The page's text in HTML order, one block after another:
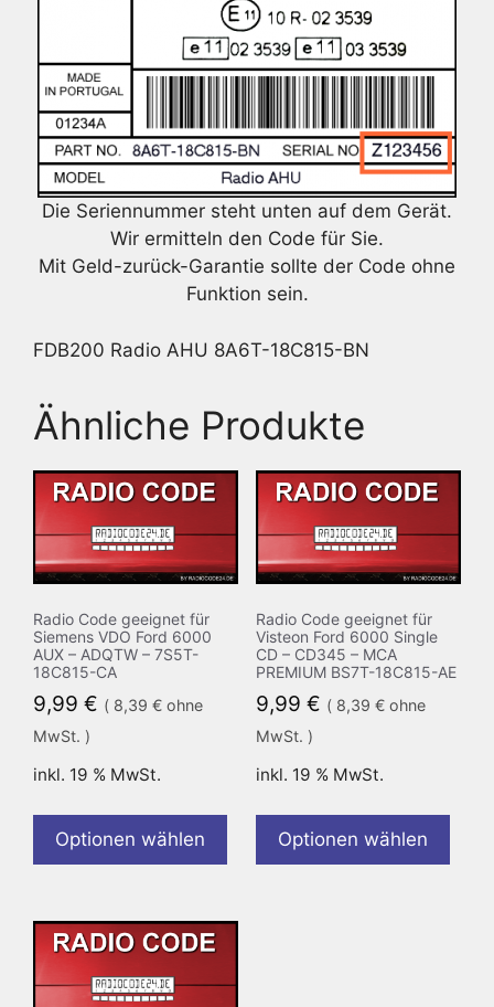
Die Seriennummer steht unten auf dem Gerät.
Wir ermitteln den Code für Sie.
Mit Geld-zurück-Garantie sollte der Code ohne
Funktion sein.
FDB200 Radio AHU 8A6T-18C815-BN
Ähnliche Produkte
Radio Code geeignet für
Siemens VDO Ford 6000
AUX – ADQTW – 7S5T-
18C815-CA
9,99 € ( 8,39 € ohne
MwSt. )
inkl. 19 % MwSt.
Optionen wählen
Radio Code geeignet für
Visteon Ford 6000 Single
CD – CD345 – MCA
PREMIUM BS7T-18C815-AE
9,99 € ( 8,39 €ohne
MwSt. )
inkl. 19 % MwSt.
Optionen wählen